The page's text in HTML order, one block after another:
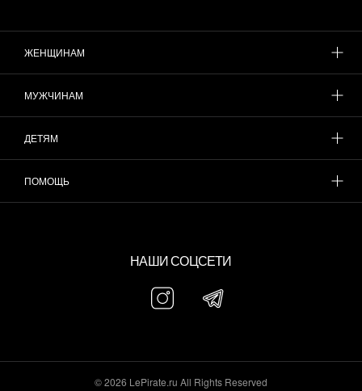
ЖЕНЩИНАМ
МУЖЧИНАМ
ДЕТЯМ
ПОМОЩЬ
НАШИ СОЦСЕТИ
© 2026 LePirate.ru All Rights Reserved